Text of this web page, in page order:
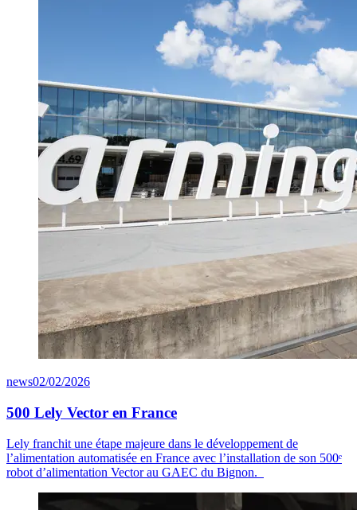
news02/02/2026
500 Lely Vector en France
Lely franchit une étape majeure dans le développement de
l’alimentation automatisée en France avec l’installation de son 500ᵉ
robot d’alimentation Vector au GAEC du Bignon.